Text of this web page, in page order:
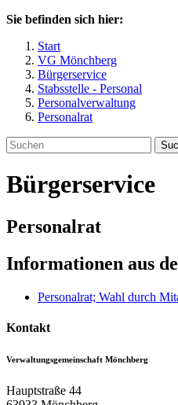
Sie befinden sich hier:
Start
VG Mönchberg
Bürgerservice
Stabsstelle - Personal
Personalverwaltung
Personalrat
Bürgerservice
Personalrat
Informationen aus
Personalrat; Wahl durch
Kontakt
Verwaltungsgemeinschaft Mönchberg
Hauptstraße 44